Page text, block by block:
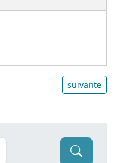
suivante